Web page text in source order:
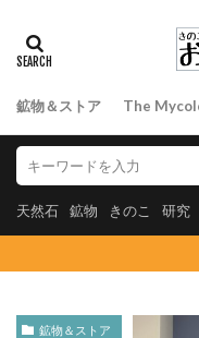
鉱物＆ストア The
天然石 鉱物 きのこ 研究
鉱物＆ストア